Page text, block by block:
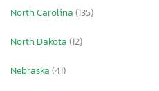
North Carolina(135)
North Dakota(12)
Nebraska(41)